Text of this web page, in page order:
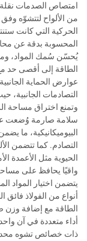
امتصاص الصدمات
من الألواح لتتشوّه
الحركية التي كانت
المحسوبة بدقة عن
يُحسّن سُمك المواد،
الطاقة إلى أقصى حد
عوارض الحماية
التصادمات
وتمنع اختراق مساحة
سلامة صارمة وُضعت
البيوميكانيكية، ما
التصادم. كما تتضمن
الحيوية مثل الأعمدة
واقيًا يحافظ على مساحة
يتضمن اختيار المواد
أنواع من الفولاذ
الطاقة مع إضافة وزن
أداء متعددة في آن
ذات خصائص تشوه